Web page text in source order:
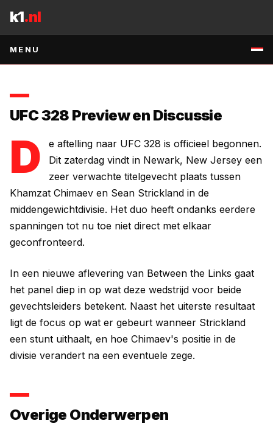
k1.nl
MENU
evenement.
UFC 328 Preview en Discussie
D
e aftelling naar UFC 328 is officieel begonnen.
Dit zaterdag vindt in Newark, New Jersey een
zeer verwachte titelgevecht plaats tussen
Khamzat Chimaev en Sean Strickland in de
middengewichtdivisie. Het duo heeft ondanks eerdere
spanningen tot nu toe niet direct met elkaar
geconfronteerd.
In een nieuwe aflevering van Between the Links gaat
het panel diep in op wat deze wedstrijd voor beide
gevechtsleiders betekent. Naast het uiterste resultaat
ligt de focus op wat er gebeurt wanneer Strickland
een stunt uithaalt, en hoe Chimaev's positie in de
divisie verandert na een eventuele zege.
Overige Onderwerpen